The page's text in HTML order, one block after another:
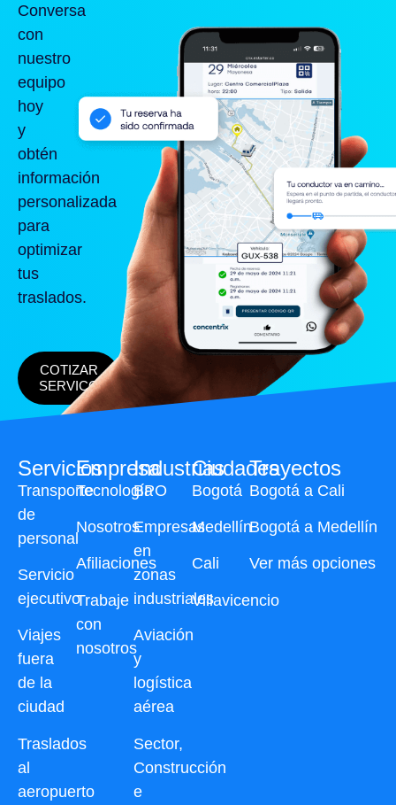
Conversa
con
nuestro
equipo
hoy
y
obtén
información
personalizada
para
optimizar
tus
traslados.
COTIZAR
SERVICO
Servicios
Transporte
de
personal
Servicio
ejecutivo
Viajes
fuera
de la
ciudad
Traslados
al
aeropuerto
Industrias
BPO
Empresas
en
zonas
industriales
Aviación
y
logística
aérea
Sector,
Construcción
e
Ciudades
Bogotá
Medellín
Cali
Villavicencio
Trayectos
Bogotá a Cali
Bogotá a Medellín
Ver más opciones
Empresa
Tecnología
Nosotros
Afiliaciones
Trabaje
con
nosotros